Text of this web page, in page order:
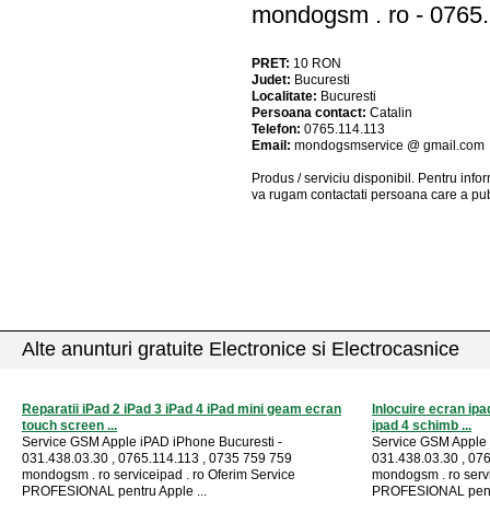
mondogsm . ro -
PRET: 10 RON
Judet: Bucuresti
Localitate: Bucuresti
Persoana contact: Catalin
Telefon: 0765.114.113
Email: mondogsmservice @ gmail.com
Produs / serviciu disponibil . Pentru
va rugam contactati persoana care a
Alte anunturi gratuite Electronice si Electrocasnice
Reparatii iPad 2 iPad 3 iPad 4 iPad mini geam ecran
touch screen ...
Service GSM Apple iPAD iPhone Bucuresti -
031.438.03.30 , 0765.114.113 , 0735 759 759
mondogsm . ro serviceipad . ro Oferim Service
PROFESIONAL pentru Apple ...
Inlocuire ecran
ipad 4 schimb ...
Service GSM
031.438.03.30 ,
mondogsm . ro
PROFESIONAL